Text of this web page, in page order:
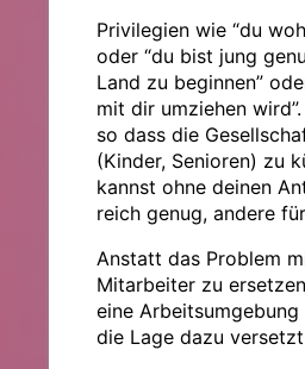
Privilegien wie “du
oder “du bist jung
Land zu beginnen”
mit dir umziehen
so dass die
(Kinder, Senioren) zu
kannst ohne deinen
reich genug, andere
Anstatt das Problem
Mitarbeiter zu
eine
die Lage dazu